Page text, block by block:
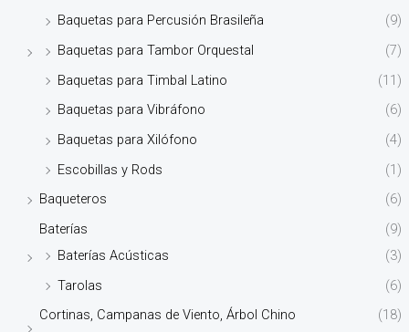
Baquetas para Percusión Brasileña
(9)
Baquetas para Tambor Orquestal
(7)
Baquetas para Timbal Latino
(11)
Baquetas para Vibráfono
(6)
Baquetas para Xilófono
(4)
Escobillas y Rods
(1)
Baqueteros
(6)
Baterías
(9)
Baterías Acústicas
(3)
Tarolas
(6)
Cortinas, Campanas de Viento, Árbol Chino
(18)